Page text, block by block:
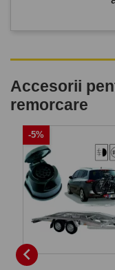
Accesorii
remorcare

-5%